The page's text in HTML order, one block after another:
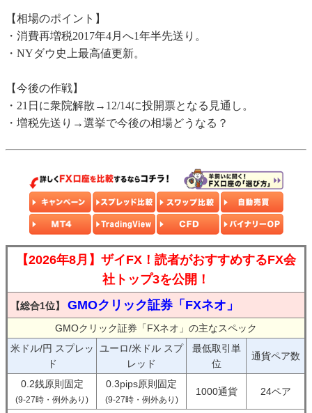
【相場のポイント】
・消費再増税2017年4月へ1年半先送り。
・NYダウ史上最高値更新。
【今後の作戦】
・21日に衆院解散→12/14に投開票となる見通し。
・増税先送り→選挙で今後の相場どうなる？
【2026年8月】ザイFX！読者がおすすめするFX会
社トップ3を公開！
【総合1位】 GMOクリック証券「FXネオ」
GMOクリック証券「FXネオ」の主なスペック
米ドル/円 スプレッ
ド
ユーロ/米ドル スプ
レッド
最低取引単
位
通貨ペア数
0.2銭原則固定
(9-27時・例外あり)
0.3pips原則固定
(9-27時・例外あり)
1000通貨 24ペア